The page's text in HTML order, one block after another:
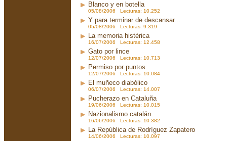
Blanco y en botella
05/08/2006 Lecturas: 10.252
Y para terminar de descansar...
05/08/2006 Lecturas: 9.319
La memoria histérica
16/07/2006 Lecturas: 12.458
Gato por lince
12/07/2006 Lecturas: 10.713
Permiso por puntos
12/07/2006 Lecturas: 10.084
El muñeco diabólico
06/07/2006 Lecturas: 14.007
Pucherazo en Cataluña
19/06/2006 Lecturas: 10.015
Nazionalismo catalán
16/06/2006 Lecturas: 10.382
La República de Rodríguez Zapatero
14/06/2006 Lecturas: 10.097